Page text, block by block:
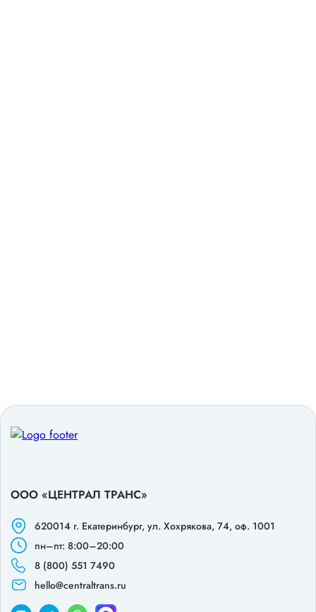
ООО «ЦЕНТРАЛ ТРАНС»
620014 г. Екатеринбург, ул. Хохрякова, 74, оф. 1001
пн–пт: 8:00–20:00
8 (800) 551 7490
hello@centraltrans.ru